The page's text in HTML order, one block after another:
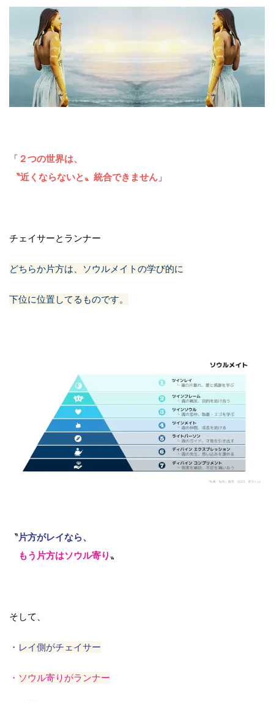
「 ２つの世界は、
〝近くならないと〟統合できません 」
チェイサーとランナー
どちらか片方は、ソウルメイトの学び的に
下位に位置してるものです。
〝片方がレイなら、
もう片方はソウル寄り〟
そして、
・ レイ側がチェイサー
・ ソウル寄りがランナー